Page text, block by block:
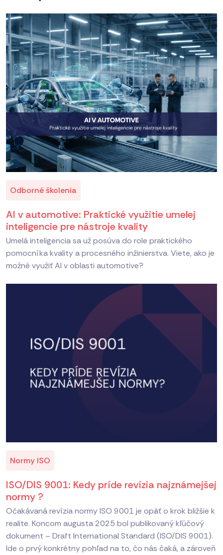
Odborné školenia
AI v automotive: Praktické využitie umelej
inteligencie pre nástroje kvality
Umelá inteligencia sa už posúva do role praktického
pomocníka kvality a procesného inžinierstva. Viete, ako je
možné využiť AI v oblasti automotive?
Normy ISO
ISO/DIS 9001: Kedy príde revízia najznámejšej
normy ?
Očakávaná revízia normy ISO 9001 je opäť o krok bližšie k
realite. Koncom augusta 2025 bol publikovaný kľúčový
dokument – Draft International Standard (ISO/DIS 9001).
Ide o prvý konkrétny pohľad na to, čo nás čaká, a zároveň